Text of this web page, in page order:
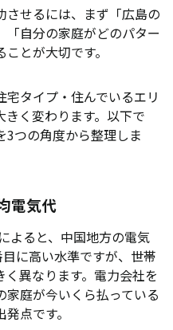
料金型」と「市場連動型」
較ランキング7選
境に配慮したプランが安い
金・電力料金ともに割安
とガソリン代がお得にな
割引でさらにお得
ポイントがたまる
プランのおすすめ電力
せるには、まず「広島の
自分の家庭がどのパター
とが大切です。
タイプ・住んでいるエリ
く変わります。以下で
3つの角度から整理しま
電気代
によると、中国地方の電気
に高い水準ですが、世帯
異なります。電力会社を
庭が今いくら払っている
点です。